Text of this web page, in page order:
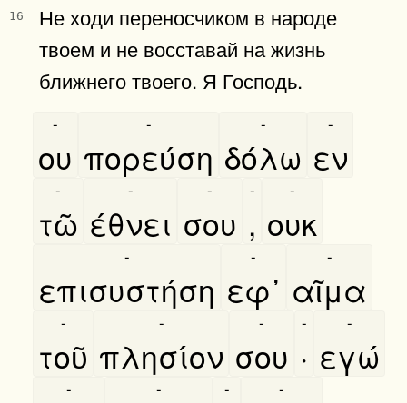
16
Не ходи переносчиком в народе
твоем и не восставай на жизнь
ближнего твоего. Я Господь.
ου
-
πορεύση
-
δόλω
-
εν
-
τῶ
-
έθνει
-
σου
-
,
-
ουκ
-
επισυστήση
-
εφ᾿
-
αῖμα
-
τοῦ
-
πλησίον
-
σου
-
·
-
εγώ
-
- - - -